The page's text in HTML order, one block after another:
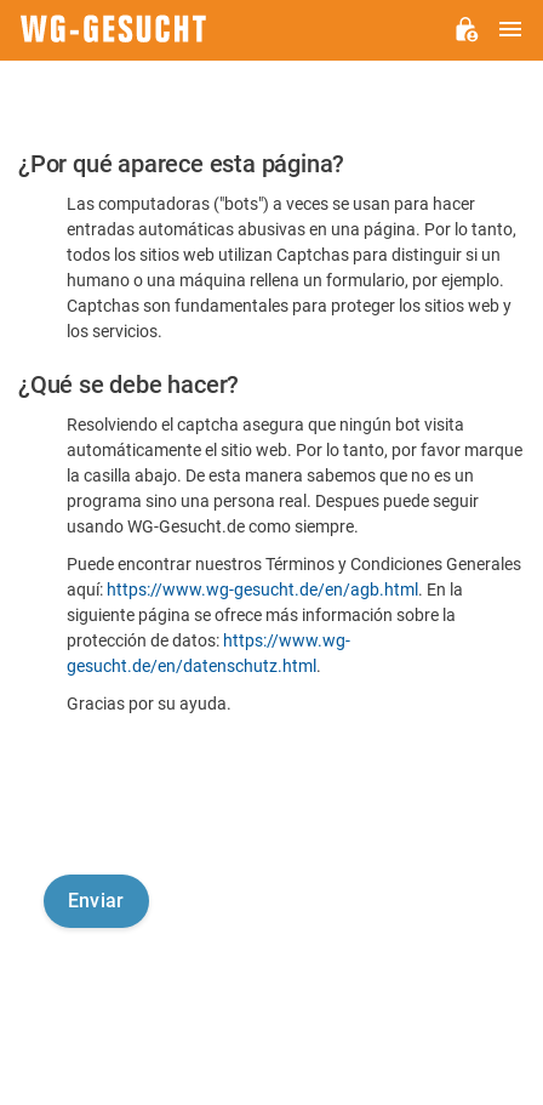
Por
favor,
confirme
humano
¿Por qué aparece esta página?
Las computadoras ("bots") a veces se usan para hacer
entradas automáticas abusivas en una página. Por lo tanto,
todos los sitios web utilizan Captchas para distinguir si un
humano o una máquina rellena un formulario, por ejemplo.
Captchas son fundamentales para proteger los sitios web y
los servicios.
¿Qué se debe hacer?
Resolviendo el captcha asegura que ningún bot visita
automáticamente el sitio web. Por lo tanto, por favor marque
la casilla abajo. De esta manera sabemos que no es un
programa sino una persona real. Despues puede seguir
usando WG-Gesucht.de como siempre.
Puede encontrar nuestros Términos y Condiciones Generales
aquí: https://www.wg-gesucht.de/en/agb.html . En la
siguiente página se ofrece más información sobre la
protección de datos: https://www.wg-
gesucht.de/en/datenschutz.html .
Gracias por su ayuda.